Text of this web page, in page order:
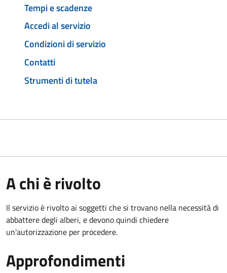
Tempi e scadenze
Accedi al servizio
Condizioni di servizio
Contatti
Strumenti di tutela
A chi è rivolto
Il servizio è rivolto ai soggetti che si trovano nella necessità di
abbattere degli alberi, e devono quindi chiedere
un'autorizzazione per procedere.
Approfondimenti